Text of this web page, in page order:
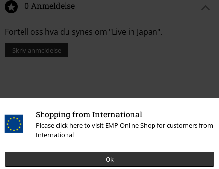
Shopping from International
Please click here to visit EMP Online Shop for customers from
International
Ok
0 Anmeldelse
Fortell oss hva du synes om "Live in Japan".
Skriv anmeldelse